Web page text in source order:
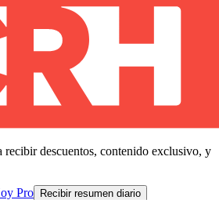
recibir descuentos, contenido exclusivo, y
Pro Recibir resumen diario